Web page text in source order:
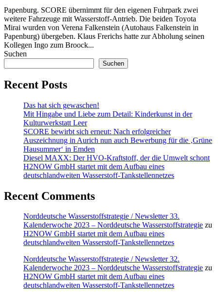
Papenburg. SCORE übernimmt für den eigenen Fuhrpark zwei
weitere Fahrzeuge mit Wasserstoff-Antrieb. Die beiden Toyota
Mirai wurden von Verena Falkenstein (Autohaus Falkenstein in
Papenburg) übergeben. Klaus Frerichs hatte zur Abholung seinen
Kollegen Ingo zum Broock...
Suchen
Suchen
Recent Posts
Das hat sich gewaschen!
Mit Hingabe und Liebe zum Detail: Kinderkunst in der
Kulturwerkstatt Leer
SCORE bewirbt sich erneut: Nach erfolgreicher
Auszeichnung in Aurich nun auch Bewerbung für die ‚Grüne
Hausummer‘ in Emden
Diesel MAXX: Der HVO-Kraftstoff, der die Umwelt schont
H2NOW GmbH startet mit dem Aufbau eines
deutschlandweiten Wasserstoff-Tankstellennetzes
Recent Comments
Norddeutsche Wasserstoffstrategie / Newsletter 33.
Kalenderwoche 2023 – Norddeutsche Wasserstoffstrategie zu
H2NOW GmbH startet mit dem Aufbau eines
deutschlandweiten Wasserstoff-Tankstellennetzes
Norddeutsche Wasserstoffstrategie / Newsletter 32.
Kalenderwoche 2023 – Norddeutsche Wasserstoffstrategie zu
H2NOW GmbH startet mit dem Aufbau eines
deutschlandweiten Wasserstoff-Tankstellennetzes